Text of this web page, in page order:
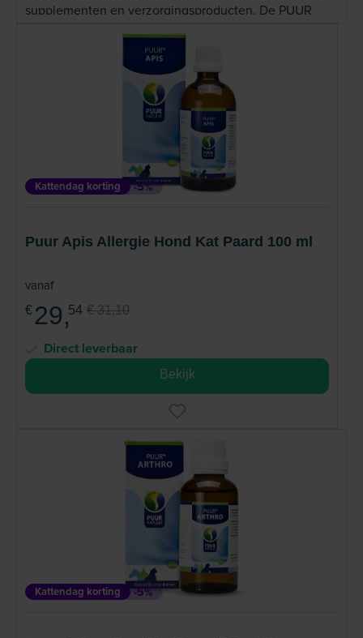
supplementen en verzorgingsproducten. De PUUR
hoogwaardige, natuurlijke ingredi&euml;nten die de
gezondheid van uw hond, kat of paard ondersteunen.
Deze puur natuur producten bieden een breed scala
aan oplossingen voor diverse gezondheidsproblemen,
van gewrichtsproblemen en stress tot de
ondersteuning van het immuunsysteem en
spijsvertering. Lees meer
Kattendag korting -5%
Puur Apis Allergie Hond Kat Paard 100 ml
vanaf
€ 29,54 € 31,10
Direct leverbaar
Bekijk
Kattendag korting -5%